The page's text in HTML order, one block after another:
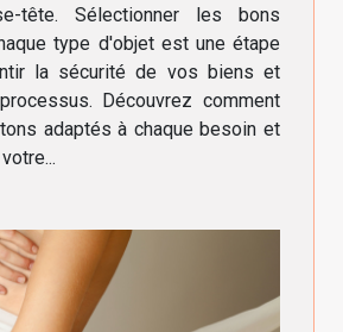
tête. Sélectionner les bons
type d'objet est une étape
la sécurité de vos biens et
Découvrez comment
adaptés à chaque besoin et